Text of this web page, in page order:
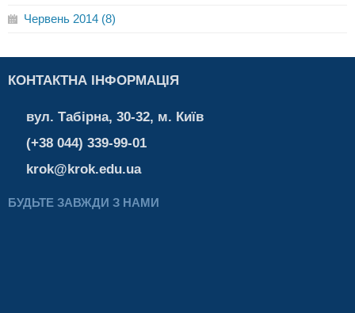
Червень 2014 (8)
КОНТАКТНА ІНФОРМАЦІЯ
вул. Табірна, 30-32, м. Київ
(+38 044) 339-99-01
krok@krok.edu.ua
БУДЬТЕ ЗАВЖДИ З НАМИ